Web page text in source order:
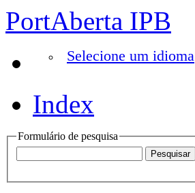
PortAberta IPB
Selecione um idioma
Index
Formulário de pesquisa